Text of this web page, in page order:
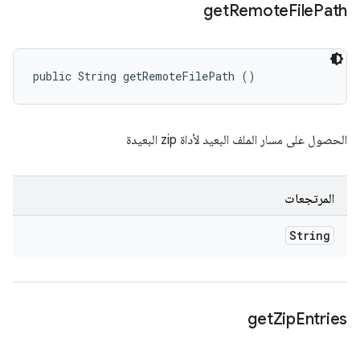
getRemoteFilePath
public String getRemoteFilePath ()
الحصول على مسار الملف البعيد لأداة zip البعيدة
المرتجعات
String
getZipEntries